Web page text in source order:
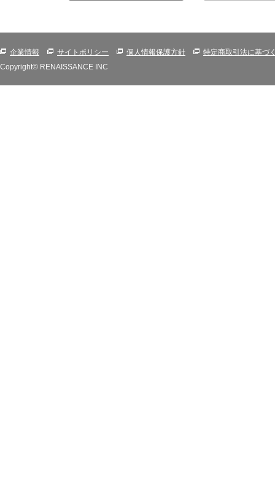
企業情報 サイトポリシー 個人情報保護方針
特定商取引法に基づ
Copyright© RENAISSANCE INC